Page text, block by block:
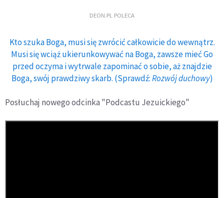
DEON.PL POLECA
Kto szuka Boga, musi się zwrócić całkowicie do wewnątrz.
Musi się wciąż ukierunkowywać na Boga, zawsze mieć Go
przed oczyma i wytrwale zapominać o sobie, aż znajdzie
Boga, swój prawdziwy skarb. (Sprawdź:Rozwój duchowy)
Posłuchaj nowego odcinka "Podcastu Jezuickiego"